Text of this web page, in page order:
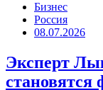
Бизнес
Россия
08.07.2026
Эксперт
становятся